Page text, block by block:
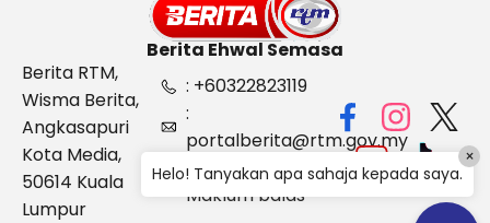
Berita Ehwal Semasa
Berita RTM,
Wisma Berita,
Angkasapuri
Kota Media,
50614 Kuala
Lumpur
: +60322823119
:
portalberita@rtm.gov.my
: Aduan &
Maklum balas
Helo! Tanyakan apa sahaja kepada saya.
×